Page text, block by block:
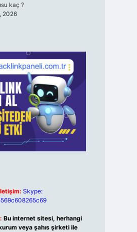
kaç ?
2026
Skype:
Bu internet sitesi, herhangi
veya şahıs şirketi ile